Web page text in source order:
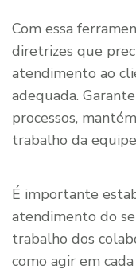
Com essa
diretrizes que
atendimento ao
adequada.
processos,
trabalho da
É importante
atendimento do
trabalho dos
como agir em